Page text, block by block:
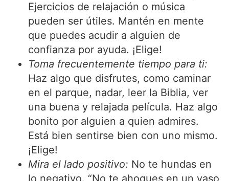
Ejercicios de relajación o música
pueden ser útiles. Mantén en mente
que puedes acudir a alguien de
confianza por ayuda. ¡Elige!
Toma frecuentemente tiempo para ti:
Haz algo que disfrutes, como caminar
en el parque, nadar, leer la Biblia, ver
una buena y relajada película. Haz algo
bonito por alguien a quien admires.
Está bien sentirse bien con uno mismo.
¡Elige!
Mira el lado positivo: No te hundas en
lo negativo. “No te ahogues en un vaso